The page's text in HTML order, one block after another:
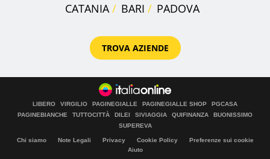
CATANIA
BARI PADOVA
TROVA AZIENDE
LIBERO VIRGILIO PAGINEGIALLE PAGINEGIALLE SHOP
PGCASA
PAGINEBIANCHE
TUTTOCITTÀ DILEI SIVIAGGIA QUIFINANZA
BUONISSIMO
SUPEREVA
Chi siamo Note Legali Privacy Cookie Policy
Preferenze sui cookie
Aiuto